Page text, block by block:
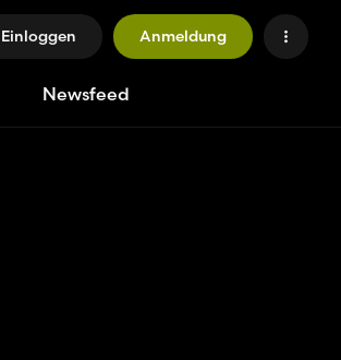
Einloggen Anmeldung
Newsfeed